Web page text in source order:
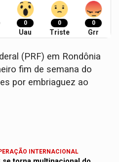
0
Uau
0
Triste
0
Grr
(PRF) em Rondônia
fim de semana do
por embriaguez ao
INTERNACIONAL